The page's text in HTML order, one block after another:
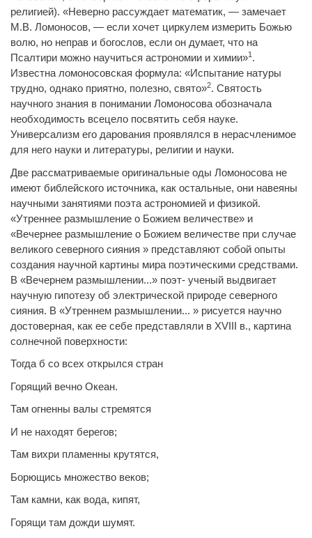
религией). «Неверно рассуждает математик, — замечает
М.В. Ломоносов, — если хочет циркулем измерить Божью
волю, но неправ и богослов, если он думает, что на
Псалтири можно научиться астрономии и химии»1 .
Известна ломоносовская формула: «Испытание натуры
трудно, однако приятно, полезно, свято»2. Святость
научного знания в понимании Ломоносова обозначала
необходимость всецело посвятить себя науке.
Универсализм его дарования проявлялся в нерасчленимое
для него науки и литературы, религии и науки.
Две рассматриваемые оригинальные оды Ломоносова не
имеют библейского источника, как остальные, они навеяны
научными занятиями поэта астрономией и физикой.
«Утреннее размышление о Божием величестве» и
«Вечернее размышление о Божием величестве при случае
великого северного сияния » представляют собой опыты
создания научной картины мира поэтическими средствами.
В «Вечернем размышлении...» поэт- ученый выдвигает
научную гипотезу об электрической природе северного
сияния. В «Утреннем размышлении... » рисуется научно
достоверная, как ее себе представляли в XVIII в., картина
солнечной поверхности:
Тогда б со всех открылся стран
Горящий вечно Океан.
Там огненны валы стремятся
И не находят берегов;
Там вихри пламенны крутятся,
Борющись множество веков;
Там камни, как вода, кипят,
Горящи там дожди шумят.